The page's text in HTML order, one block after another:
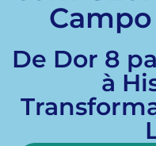
De Dor 8
à